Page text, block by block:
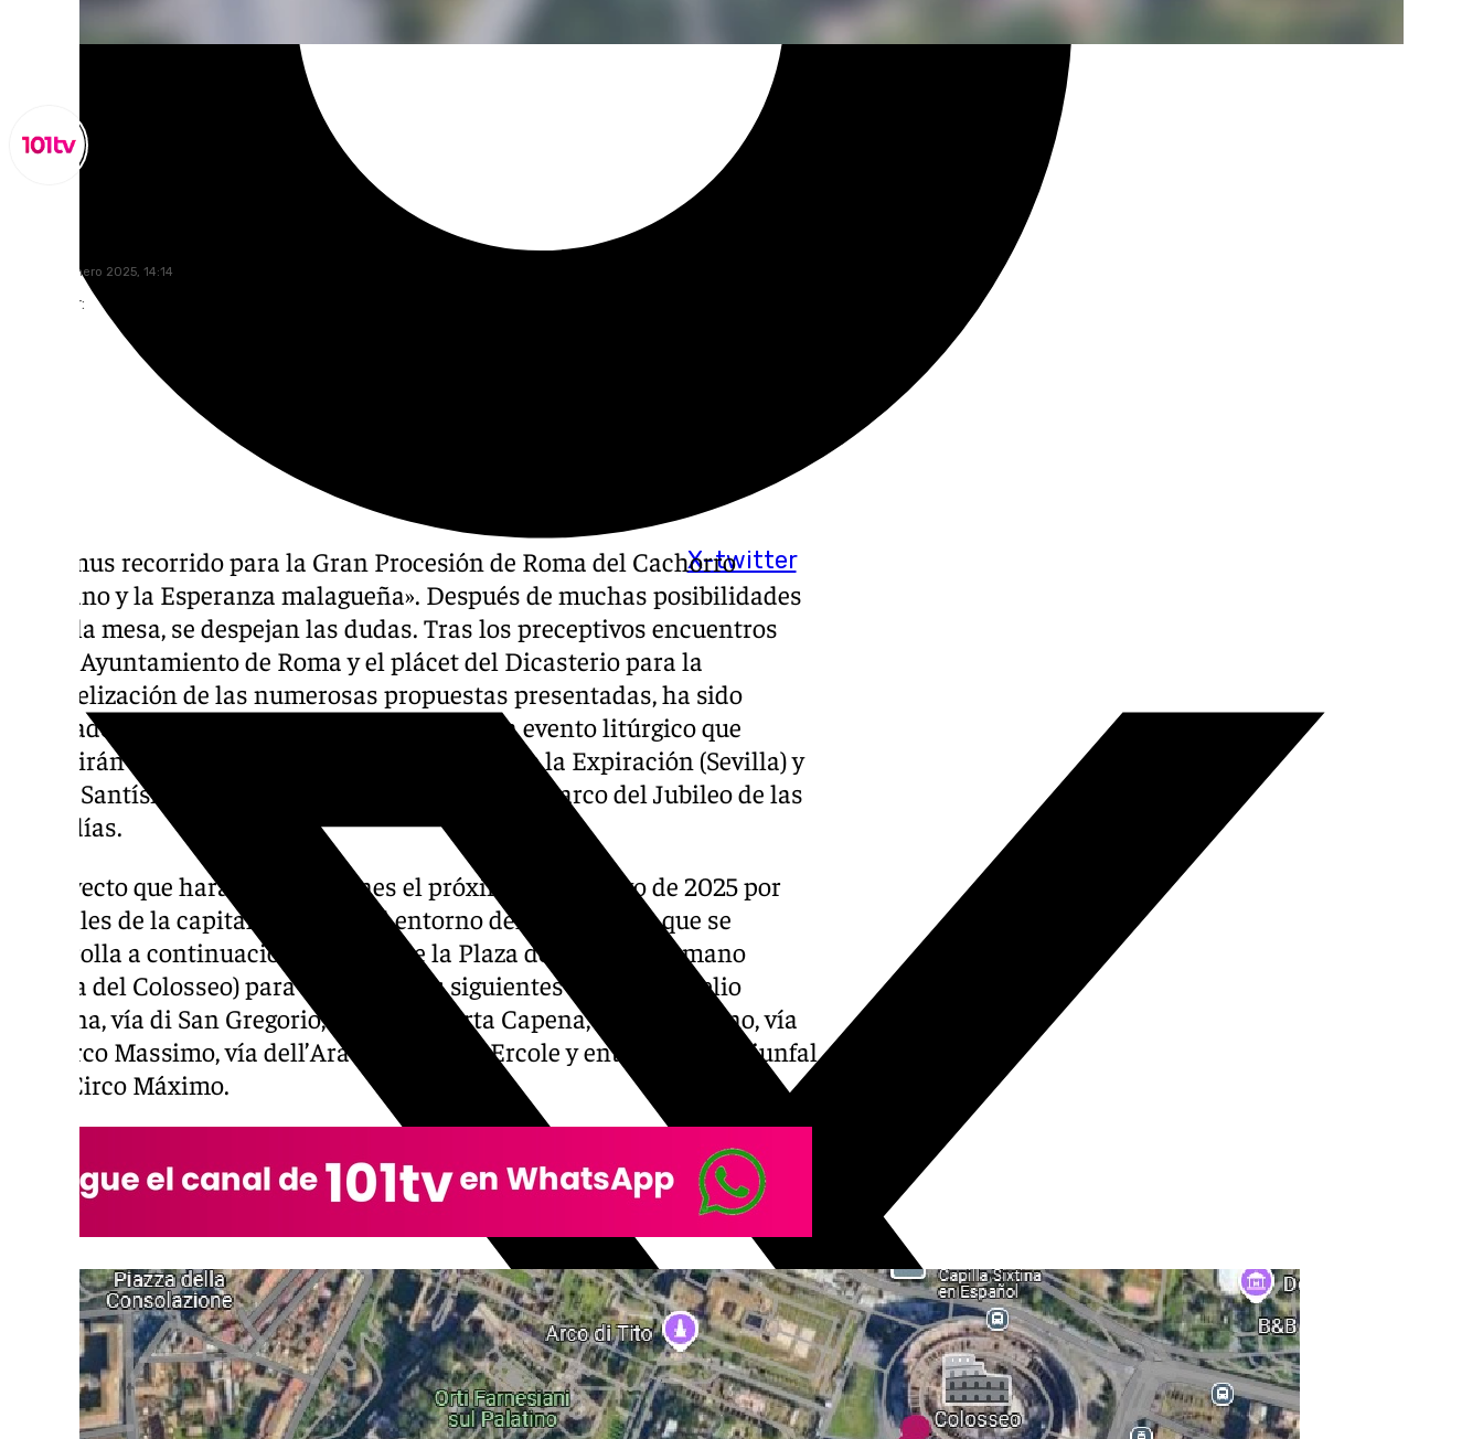
X-twitter
lunes, 20 enero 2025, 14:14
Compartir:
Habemus recorrido para la Gran Procesión de Roma del Cachorro
sevillano y la Esperanza malagueña». Después de muchas posibilidades
sobre la mesa, se despejan las dudas. Tras los preceptivos encuentros
con el Ayuntamiento de Roma y el plácet del Dicasterio para la
Evangelización de las numerosas propuestas presentadas, ha sido
aprobado el siguiente recorrido para este gran evento litúrgico que
presidirán las imágenes del Santísimo Cristo de la Expiración (Sevilla) y
María Santísima de la Esperanza
en el marco del Jubileo de las
Cofradías.
El trayecto que harán las imágenes el próximo 17 de mayo de 2025 por
las calles de la capital italiana y el entorno del Vaticano es que se
desarrolla a continuación. Saldrán de la Plaza del Coliseo Romano
(Piazza del Colosseo) para atravesar las siguientes calles: vía Celio
Vibenna, vía di San Gregorio, piazza di Porta Capena, viale Aventino, vía
del Circo Massimo, vía dell’Ara Massimo di Ercole y entrada final triunfal
en el Circo Máximo.